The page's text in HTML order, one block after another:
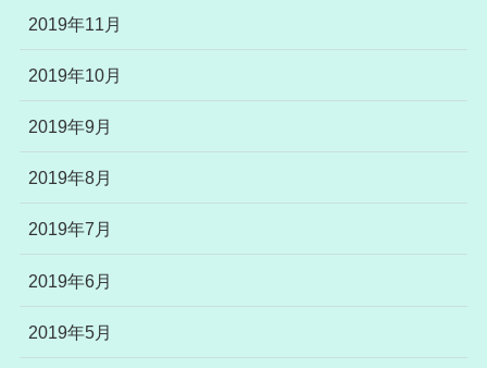
2019年11月
2019年10月
2019年9月
2019年8月
2019年7月
2019年6月
2019年5月